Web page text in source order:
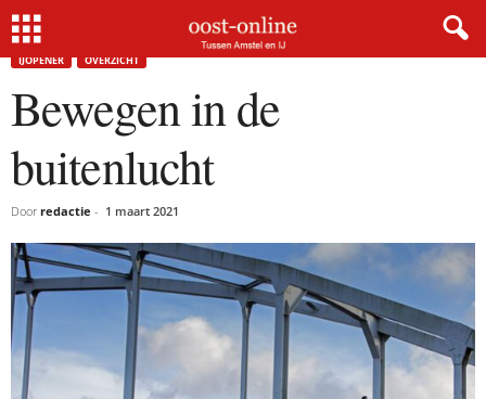
Home Bewegen in de buitenlucht
IJOPENER OVERZICHT
Bewegen in de
buitenlucht
Door redactie - 1 maart 2021